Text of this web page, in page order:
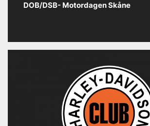
DOB/DSB- Motordagen Skåne